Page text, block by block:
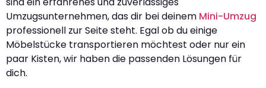
Umzugsunternehmen, das dir bei deinem Mini-Umzug
professionell zur Seite steht. Egal ob du einige
Möbelstücke transportieren möchtest oder nur ein
paar Kisten, wir haben die passenden Lösungen für
dich.